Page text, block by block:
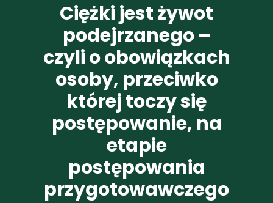
Ciężki jest żywot
podejrzanego –
czyli o obowiązkach
osoby, przeciwko
której toczy się
postępowanie, na
etapie
postępowania
przygotowawczego